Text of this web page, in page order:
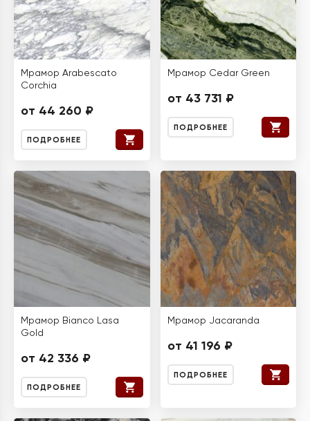
Мрамор Arabescato
Corchia
от 44 260 ₽
ПОДРОБНЕЕ
Мрамор Cedar Green
от 43 731 ₽
ПОДРОБНЕЕ
Мрамор Bianco Lasa
Gold
от 42 336 ₽
ПОДРОБНЕЕ
Мрамор Jacaranda
от 41 196 ₽
ПОДРОБНЕЕ